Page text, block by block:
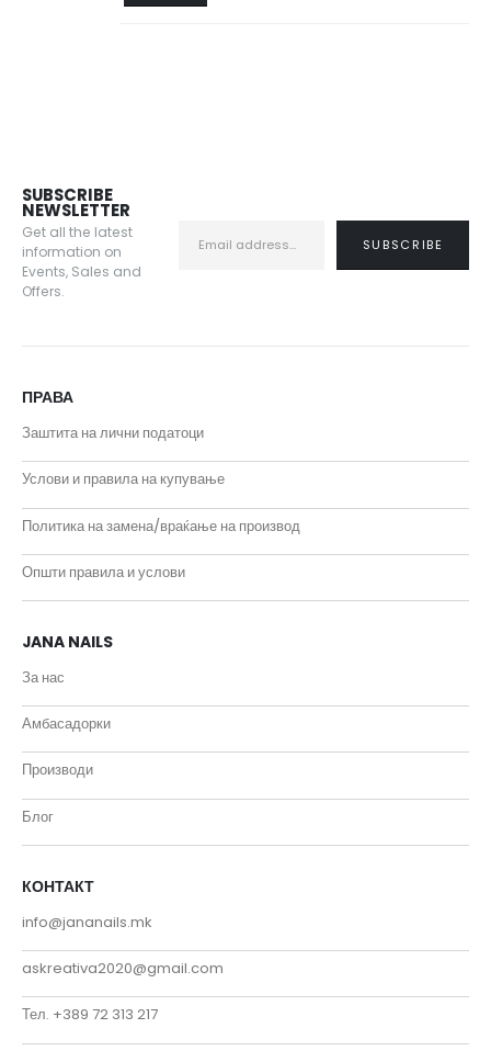
SUBSCRIBE
NEWSLETTER
Get all the latest
information on
Events, Sales and
Offers.
ПРАВА
Заштита на лични податоци
Услови и правила на купување
Политика на замена/враќање на производ
Општи правила и услови
JANA NAILS
За нас
Амбасадорки
Производи
Блог
КОНТАКТ
info@jananails.mk
askreativa2020@gmail.com
Тел. +389 72 313 217